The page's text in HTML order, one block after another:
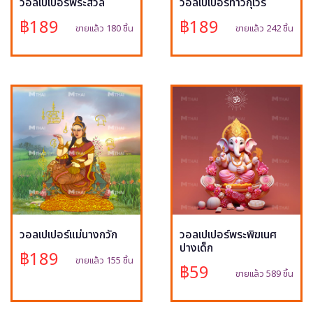
฿189 ขายแล้ว 180 ชิ้น ฿189 ขายแล้ว 242 ชิ้น
วอลเปเปอร์แม่นางกวัก
฿189 ขายแล้ว 155 ชิ้น
วอลเปเปอร์พระพิฆเนศ
ปางเด็ก
฿59 ขายแล้ว 589 ชิ้น